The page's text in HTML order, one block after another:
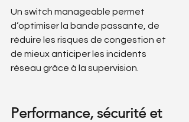
Un switch manageable permet
d’optimiser la bande passante, de
réduire les risques de congestion et
de mieux anticiper les incidents
réseau grâce à la supervision.
Performance, sécurité et